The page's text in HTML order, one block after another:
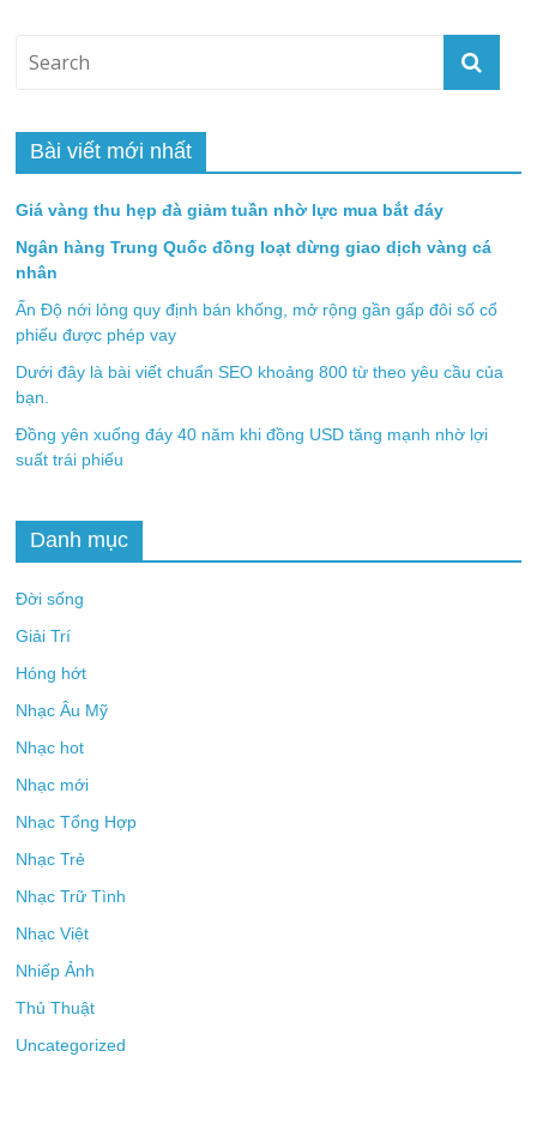
Bài viết mới nhất
Giá vàng thu hẹp đà giảm tuần nhờ lực mua bắt đáy
Ngân hàng Trung Quốc đồng loạt dừng giao dịch vàng cá
nhân
Ấn Độ nới lỏng quy định bán khống, mở rộng gần gấp đôi số cổ
phiếu được phép vay
Dưới đây là bài viết chuẩn SEO khoảng 800 từ theo yêu cầu của
bạn.
Đồng yên xuống đáy 40 năm khi đồng USD tăng mạnh nhờ lợi
suất trái phiếu
Danh mục
Đời sống
Giải Trí
Hóng hớt
Nhạc Âu Mỹ
Nhạc hot
Nhạc mới
Nhạc Tổng Hợp
Nhạc Trẻ
Nhạc Trữ Tình
Nhạc Việt
Nhiếp Ảnh
Thủ Thuật
Uncategorized